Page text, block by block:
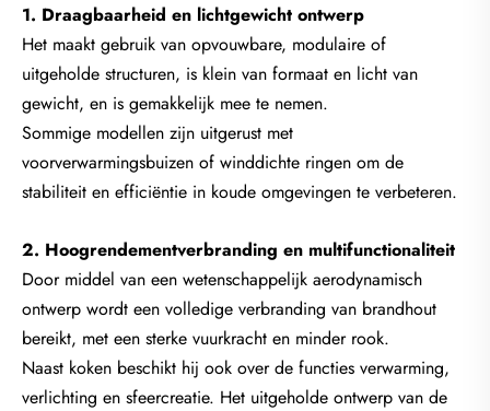
1. Draagbaarheid en lichtgewicht ontwerp
Het maakt gebruik van opvouwbare, modulaire of
uitgeholde structuren, is klein van formaat en licht van
gewicht, en is gemakkelijk mee te nemen.
Sommige modellen zijn uitgerust met
voorverwarmingsbuizen of winddichte ringen om de
stabiliteit en efficiëntie in koude omgevingen te verbeteren.
2. Hoogrendementverbranding en multifunctionaliteit
Door middel van een wetenschappelijk aerodynamisch
ontwerp wordt een volledige verbranding van brandhout
bereikt, met een sterke vuurkracht en minder rook.
Naast koken beschikt hij ook over de functies verwarming,
verlichting en sfeercreatie. Het uitgeholde ontwerp van de